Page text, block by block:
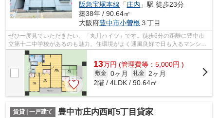
阪急宝塚本線 「庄内 」駅 徒歩23分
築38年 / 90.64㎡
大阪府豊中市小曽根 ３丁目
ぜひ一度見ていただきたい、「丸川ハイツ」です。徒歩6分の距離に豊中市
立第十二中学校があるのも魅力。住環境がよく通風良好で日も入るマンショ
ンをご提供します。駅まで徒歩15分と、...
13万円 (管理費等：5,000円 )
敷金 0ヶ月 礼金
2ヶ月
2階 / 4LDK / 90.64㎡
賃貸 | 一戸建て 豊中市庄内西町5丁目貸家